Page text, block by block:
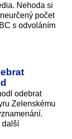
Nehoda si
počet
s odvoláním
odebrat
Zelenskému
další